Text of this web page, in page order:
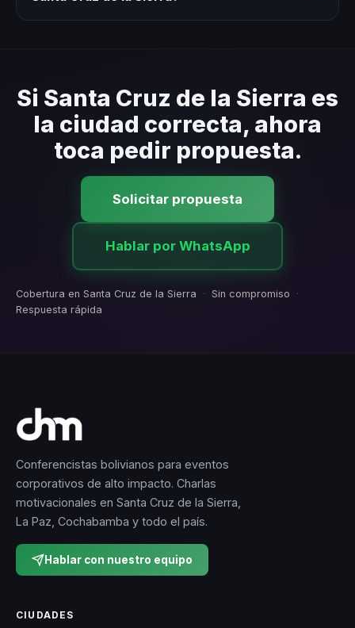
express con respuesta en 24 horas.
contratiempos.
Si Santa Cruz de la Sierra es
la ciudad correcta, ahora
toca pedir propuesta.
Solicitar propuesta
Hablar por WhatsApp
Cobertura en Santa Cruz de la Sierra · Sin compromiso
·
Respuesta rápida
Conferencistas bolivianos para eventos
corporativos de alto impacto. Charlas
motivacionales en Santa Cruz de la Sierra,
La Paz, Cochabamba y todo el país.
Hablar con nuestro equipo
CIUDADES